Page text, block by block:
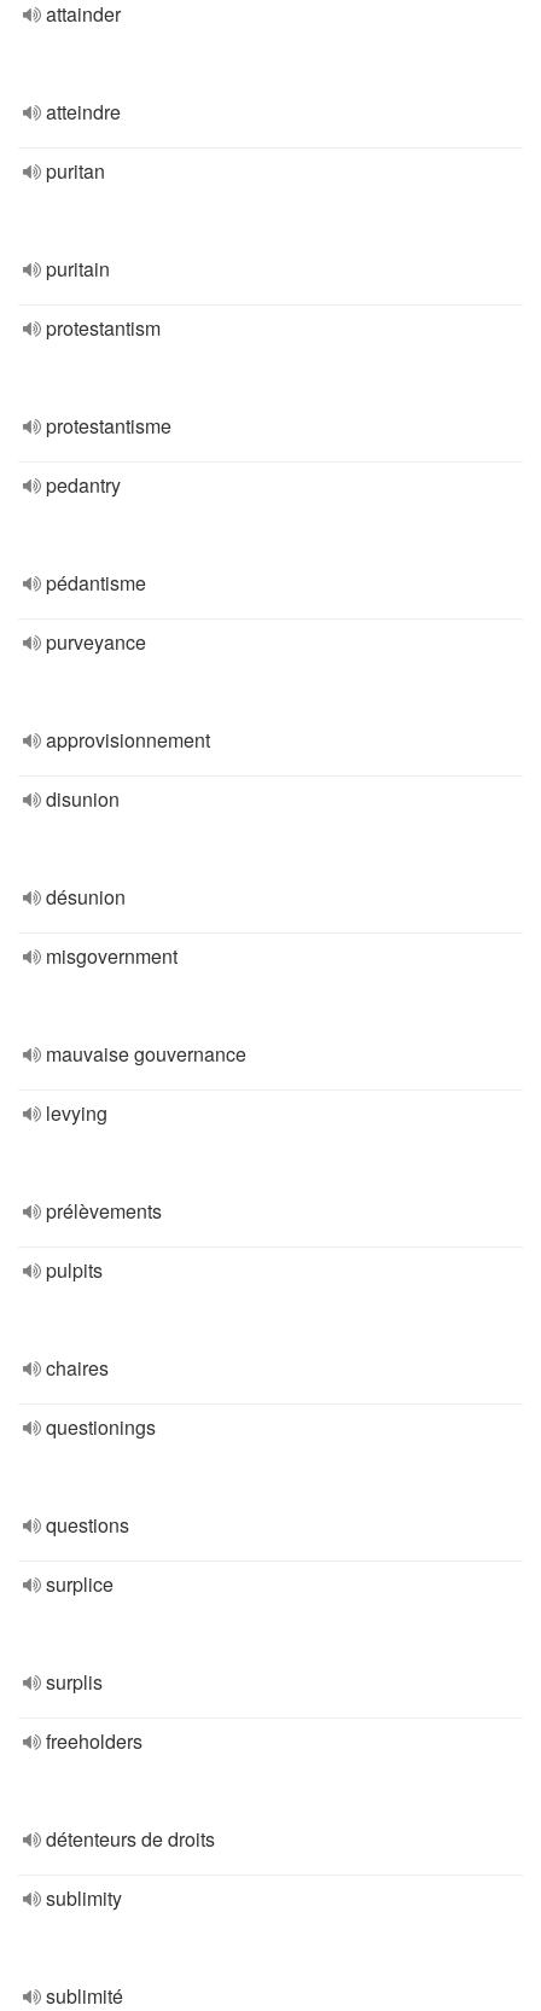
attainder
atteindre
puritan
puritain
protestantism
protestantisme
pedantry
pédantisme
purveyance
approvisionnement
disunion
désunion
misgovernment
mauvaise gouvernance
levying
prélèvements
pulpits
chaires
questionings
questions
surplice
surplis
freeholders
détenteurs de droits
sublimity
sublimité